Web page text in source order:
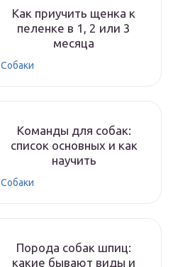
Как приучить щенка к
пеленке в 1, 2 или 3
месяца
Собаки
Команды для собак:
список основных и как
научить
Собаки
Порода собак шпиц:
какие бывают виды и